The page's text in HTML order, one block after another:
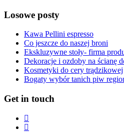
Losowe posty
Kawa Pellini espresso
Co jeszcze do naszej broni
Ekskluzywne stoły- firma
Dekoracje i ozdoby na ścianę
Kosmetyki do cery trądzikowej
Bogaty wybór tanich piw
Get in touch